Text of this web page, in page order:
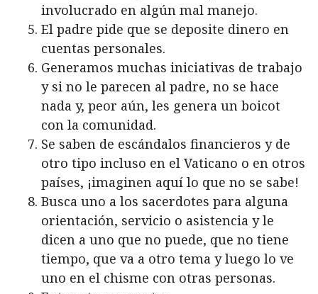
involucrado en algún mal manejo.
El padre pide que se deposite dinero en
cuentas personales.
Generamos muchas iniciativas de trabajo
y si no le parecen al padre, no se hace
nada y, peor aún, les genera un boicot
con la comunidad.
Se saben de escándalos financieros y de
otro tipo incluso en el Vaticano o en otros
países, ¡imaginen aquí lo que no se sabe!
Busca uno a los sacerdotes para alguna
orientación, servicio o asistencia y le
dicen a uno que no puede, que no tiene
tiempo, que va a otro tema y luego lo ve
uno en el chisme con otras personas.